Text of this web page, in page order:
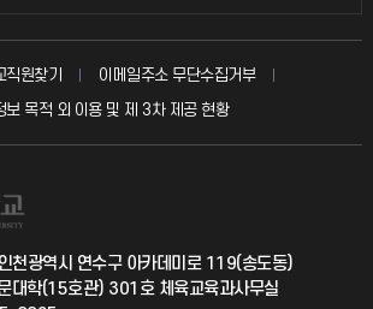
직원찾기
이메일주소 무단수집거부
보 목적 외 이용 및 제 3차 제공 현황
천광역시 연수구 아카데미로 119(송도동)
대학(15호관) 301호 체육교육과사무실